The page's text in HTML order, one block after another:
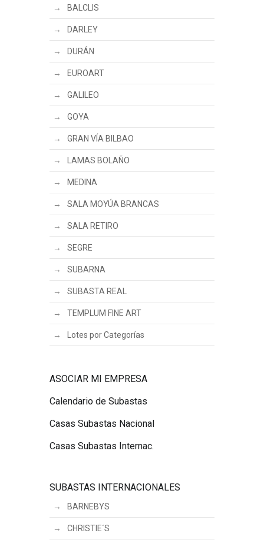
BALCLIS
DARLEY
DURÁN
EUROART
GALILEO
GOYA
GRAN VÍA BILBAO
LAMAS BOLAÑO
MEDINA
SALA MOYÚA BRANCAS
SALA RETIRO
SEGRE
SUBARNA
SUBASTA REAL
TEMPLUM FINE ART
Lotes por Categorías
ASOCIAR MI EMPRESA
Calendario de Subastas
Casas Subastas Nacional
Casas Subastas Internac.
SUBASTAS INTERNACIONALES
BARNEBYS
CHRISTIE´S